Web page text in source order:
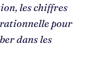
les chiffres
pour
dans les